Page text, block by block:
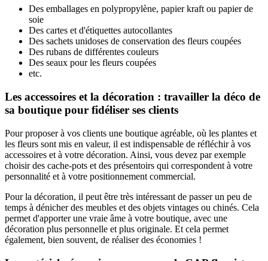
Des emballages en polypropylène, papier kraft ou papier de
soie
Des cartes et d'étiquettes autocollantes
Des sachets unidoses de conservation des fleurs coupées
Des rubans de différentes couleurs
Des seaux pour les fleurs coupées
etc.
Les accessoires et la décoration : travailler la déco de
sa boutique pour fidéliser ses clients
Pour proposer à vos clients une boutique agréable, où les plantes et
les fleurs sont mis en valeur, il est indispensable de réfléchir à vos
accessoires et à votre décoration. Ainsi, vous devez par exemple
choisir des cache-pots et des présentoirs qui correspondent à votre
personnalité et à votre positionnement commercial.
Pour la décoration, il peut être très intéressant de passer un peu de
temps à dénicher des meubles et des objets vintages ou chinés. Cela
permet d'apporter une vraie âme à votre boutique, avec une
décoration plus personnelle et plus originale. Et cela permet
également, bien souvent, de réaliser des économies !